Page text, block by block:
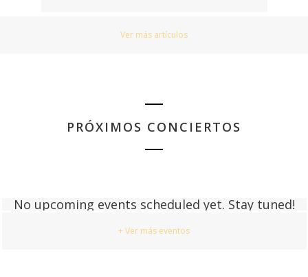
Ver más artículos
PRÓXIMOS CONCIERTOS
No upcoming events scheduled yet. Stay tuned!
+ Ver más eventos